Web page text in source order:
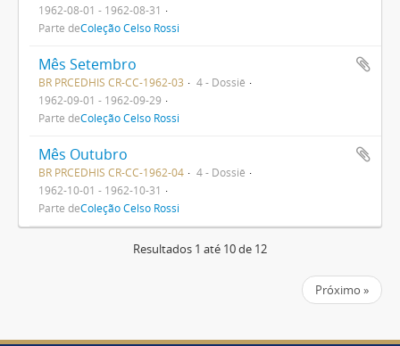
1962-08-01 - 1962-08-31
Parte deColeção Celso Rossi
Mês Setembro
BR PRCEDHIS CR-CC-1962-03
4 - Dossiê
1962-09-01 - 1962-09-29
Parte deColeção Celso Rossi
Mês Outubro
BR PRCEDHIS CR-CC-1962-04
4 - Dossiê
1962-10-01 - 1962-10-31
Parte deColeção Celso Rossi
Resultados 1 até 10 de 12
Próximo »